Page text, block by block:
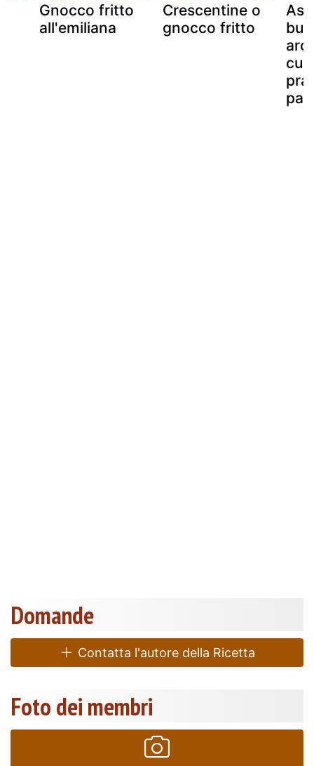
Gnocco fritto
all'emiliana
Crescentine o
gnocco fritto
Domande
Contatta l'autore della Ricetta
Foto dei membri